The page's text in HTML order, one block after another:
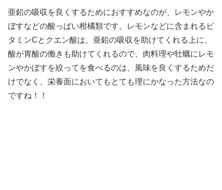
亜鉛の吸収を良くするためにおすすめなのが、レモンやか
ぼすなどの酸っぱい柑橘類です。レモンなどに含まれるビ
タミンCとクエン酸は、亜鉛の吸収を助けてくれる上に、
酸が胃酸の働きも助けてくれるので、肉料理や牡蠣にレモ
ンやかぼすを絞ってを食べるのは、風味を良くするためだ
けでなく、栄養面においてもとても理にかなった方法なの
ですね！！